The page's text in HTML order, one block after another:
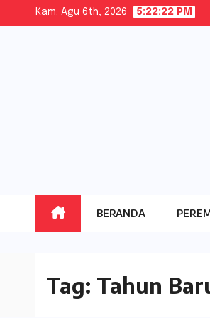
Kam. Agu 6th, 2026 5:22:23 PM
BERANDA
Tag: Tahun